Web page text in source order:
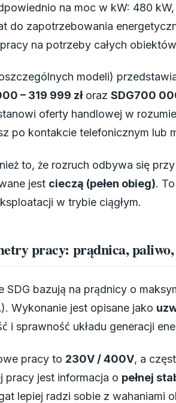
na moc w kW: 480
do zapotrzebowania
na potrzeby całych
modeli)
– 319 999 złoraz SDG700
oferty handlowej w
po kontakcie telefonicznym lub
to, że rozruch odbywa się
jest cieczą (pełen obieg).
w trybie ciągłym.
pracy: prądnica, paliwo,
SDG bazują na prądnicy o
Wykonanie jest opisane jako
i sprawność układu generacji
pracy to 230V / 400V, a
pracy jest informacja o pełnej
lepiej radzi sobie z wahaniami